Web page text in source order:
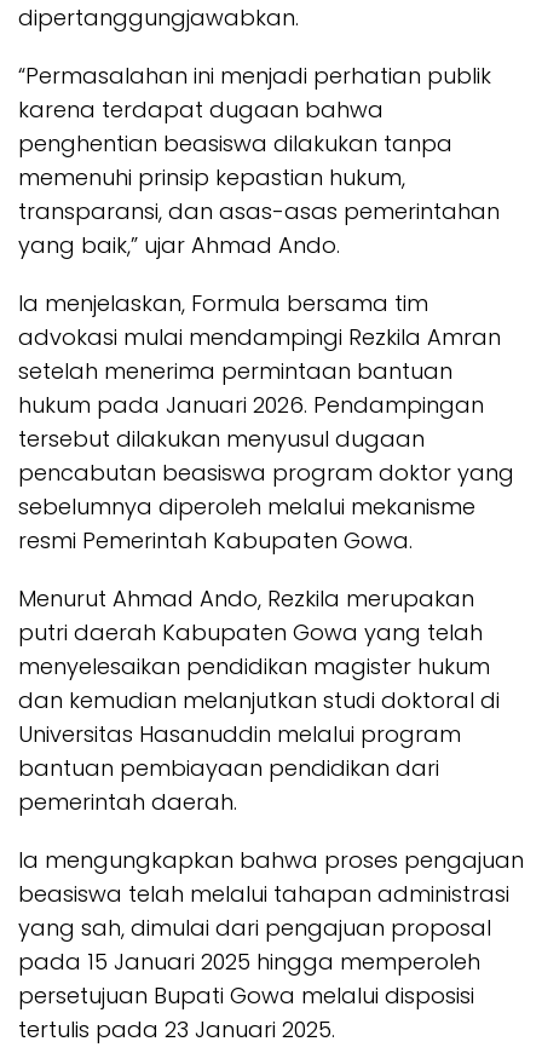
dipertanggungjawabkan.
“Permasalahan ini menjadi perhatian publik
karena terdapat dugaan bahwa
penghentian beasiswa dilakukan tanpa
memenuhi prinsip kepastian hukum,
transparansi, dan asas-asas pemerintahan
yang baik,” ujar Ahmad Ando.
Ia menjelaskan, Formula bersama tim
advokasi mulai mendampingi Rezkila Amran
setelah menerima permintaan bantuan
hukum pada Januari 2026. Pendampingan
tersebut dilakukan menyusul dugaan
pencabutan beasiswa program doktor yang
sebelumnya diperoleh melalui mekanisme
resmi Pemerintah Kabupaten Gowa.
Menurut Ahmad Ando, Rezkila merupakan
putri daerah Kabupaten Gowa yang telah
menyelesaikan pendidikan magister hukum
dan kemudian melanjutkan studi doktoral di
Universitas Hasanuddin melalui program
bantuan pembiayaan pendidikan dari
pemerintah daerah.
Ia mengungkapkan bahwa proses pengajuan
beasiswa telah melalui tahapan administrasi
yang sah, dimulai dari pengajuan proposal
pada 15 Januari 2025 hingga memperoleh
persetujuan Bupati Gowa melalui disposisi
tertulis pada 23 Januari 2025.